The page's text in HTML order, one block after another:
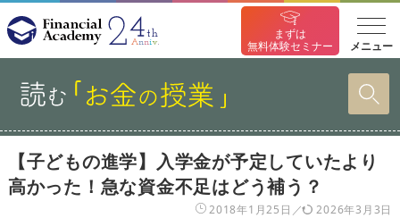
まずは
無料体験セミナー
メニュー
【子どもの進学】入学金が予定していたより
高かった！急な資金不足はどう補う？
2018年1月25日
2026年3月3日